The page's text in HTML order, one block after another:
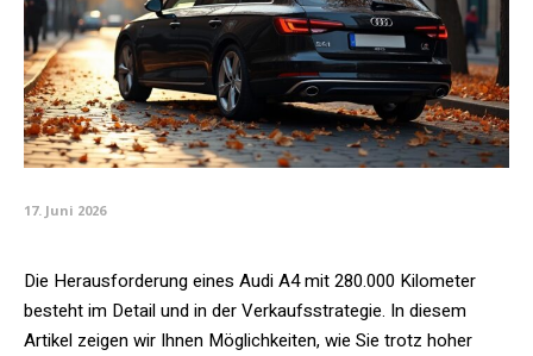
17. Juni 2026
Die Herausforderung eines Audi A4 mit 280.000 Kilometer
besteht im Detail und in der Verkaufsstrategie. In diesem
Artikel zeigen wir Ihnen Möglichkeiten, wie Sie trotz hoher